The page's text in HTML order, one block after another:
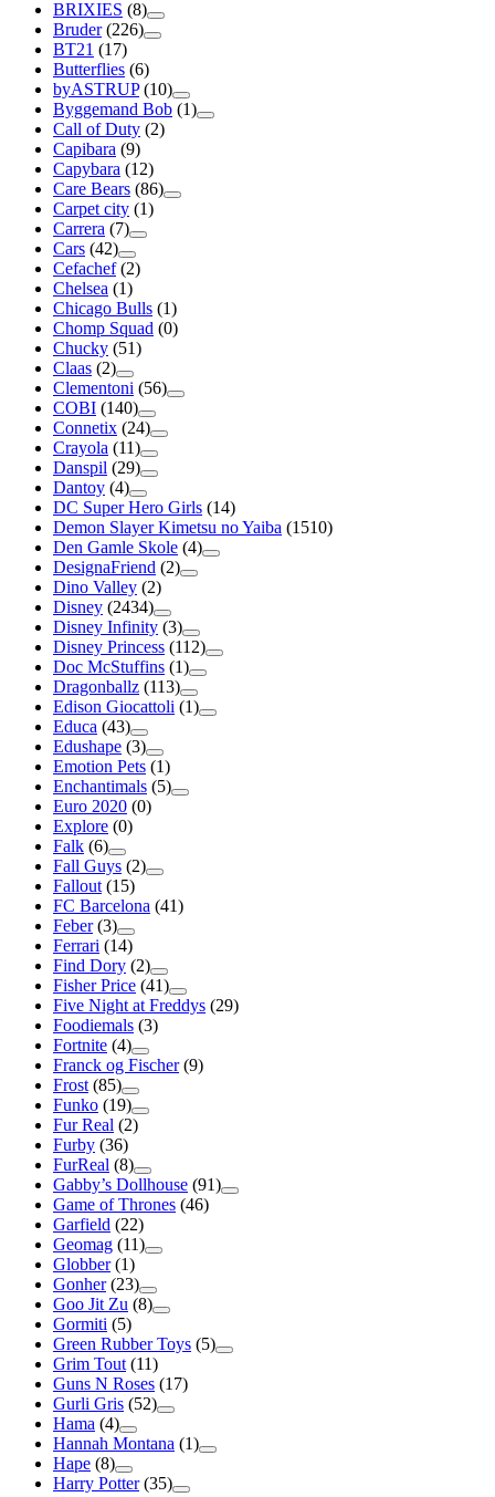
BRIXIES (8)
Bruder (226)
BT21 (17)
Butterflies (6)
byASTRUP (10)
Byggemand Bob (1)
Call of Duty (2)
Capibara (9)
Capybara (12)
Care Bears (86)
Carpet city (1)
Carrera (7)
Cars (42)
Cefachef (2)
Chelsea (1)
Chicago Bulls (1)
Chomp Squad (0)
Chucky (51)
Claas (2)
Clementoni (56)
COBI (140)
Connetix (24)
Crayola (11)
Danspil (29)
Dantoy (4)
DC Super Hero Girls (14)
Demon Slayer Kimetsu no Yaiba (1510)
Den Gamle Skole (4)
DesignaFriend (2)
Dino Valley (2)
Disney (2434)
Disney Infinity (3)
Disney Princess (112)
Doc McStuffins (1)
Dragonballz (113)
Edison Giocattoli (1)
Educa (43)
Edushape (3)
Emotion Pets (1)
Enchantimals (5)
Euro 2020 (0)
Explore (0)
Falk (6)
Fall Guys (2)
Fallout (15)
FC Barcelona (41)
Feber (3)
Ferrari (14)
Find Dory (2)
Fisher Price (41)
Five Night at Freddys (29)
Foodiemals (3)
Fortnite (4)
Franck og Fischer (9)
Frost (85)
Funko (19)
Fur Real (2)
Furby (36)
FurReal (8)
Gabby’s Dollhouse (91)
Game of Thrones (46)
Garfield (22)
Geomag (11)
Globber (1)
Gonher (23)
Goo Jit Zu (8)
Gormiti (5)
Green Rubber Toys (5)
Grim Tout (11)
Guns N Roses (17)
Gurli Gris (52)
Hama (4)
Hannah Montana (1)
Hape (8)
Harry Potter (35)